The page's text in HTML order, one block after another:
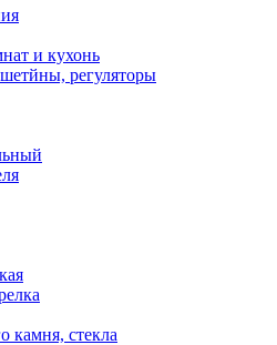
и кухонь
регуляторы
камня, стекла